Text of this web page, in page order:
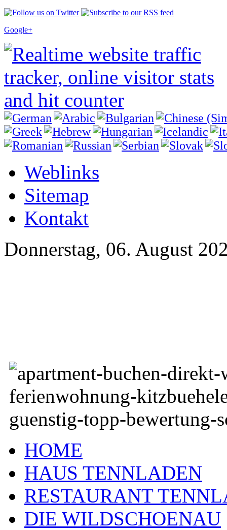
Google+
Weblinks
Sitemap
Kontakt
Donnerstag, 06. August
HOME
HAUS TENNLADEN
RESTAURANT
DIE WILDSCHOENAU